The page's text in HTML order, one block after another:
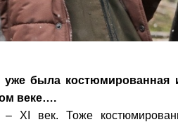
уже была костюмированная
веке….
XI век. Тоже